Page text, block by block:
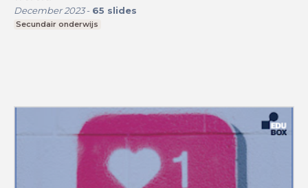
December 2023- 65 slides
Secundair onderwijs